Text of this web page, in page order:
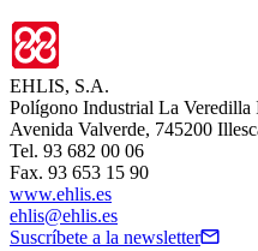
EHLIS, S.A.
Polígono Industrial La Veredilla
Avenida Valverde, 745200
Tel. 93 682 00 06
Fax. 93 653 15 90
www.ehlis.es
ehlis@ehlis.es
Suscríbete a la newsletter